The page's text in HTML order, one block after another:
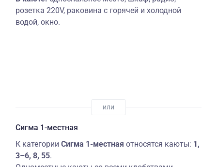
розетка 220V, раковина с горячей и холодной
водой, окно.
Сигма 1-местная
К категории Сигма 1-местная относятся каюты: 1,
3–6, 8, 55.